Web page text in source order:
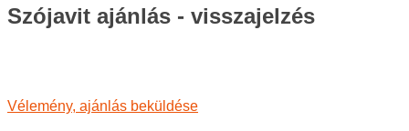
Szójavit ajánlás - visszajelzés
Vélemény, ajánlás beküldése